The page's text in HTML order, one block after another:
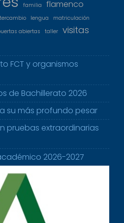
familia
flamenco
lengua
matriculación
abiertas taller visitas
FCT y organismos
de Bachillerato 2026
su más profundo pesar
pruebas extraordinarias
2026-2027